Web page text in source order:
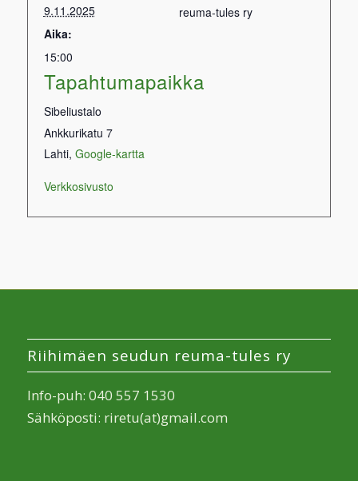
9.11.2025
Aika:
15:00
Tapahtumapaikka
Sibeliustalo
Ankkurikatu 7
Lahti, Google-kartta
Verkkosivusto
reuma-tules ry
Riihimäen seudun reuma-tules ry
Info-puh: 040 557 1530
Sähköposti: riretu(at)gmail.com